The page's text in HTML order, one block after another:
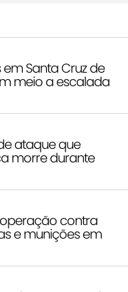
Santa Cruz de
meio a escalada
ataque que
morre durante
contra
e munições em